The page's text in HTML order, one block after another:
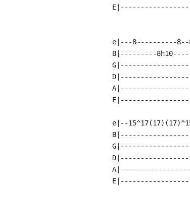
e|---8~---------8--
B|---------
e|--